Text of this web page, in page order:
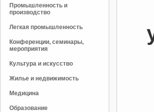
Промышленность и
производство
Легкая промышленность
Конференции, семинары,
мероприятия
Культура и искусство
Жилье и недвижимость
Медицина
Образование